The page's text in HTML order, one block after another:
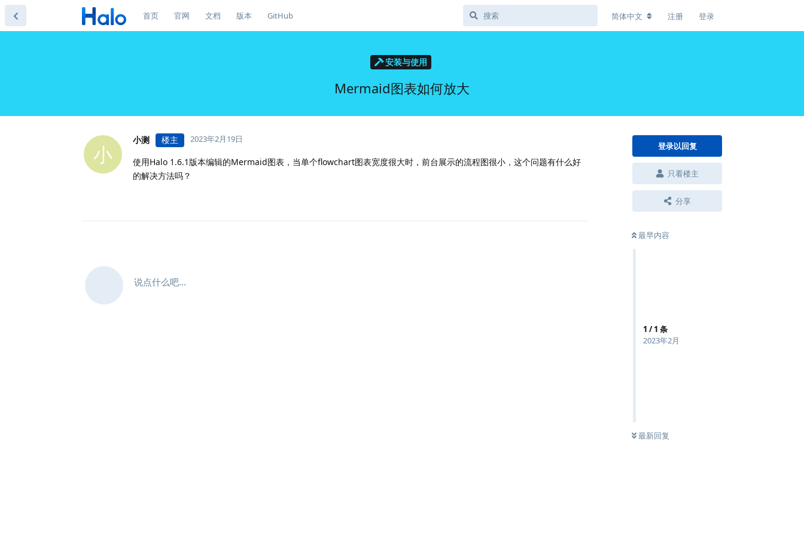
首页 官网 文档 版本 GitHub 简体中文 注册 登录
安装与使用
Mermaid图表如何放大
登录以回复
只看楼主
分享
最早内容
1 /1 条
2023年2月
最新回复
小
小测 楼主 2023年2月19日
使用Halo 1.6.1版本编辑的Mermaid图表，当单个flowchart图表宽度很大时，前台展示的流程图很小，这个问题有什么好
的解决方法吗？
说点什么吧...